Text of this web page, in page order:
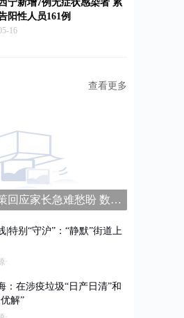
宁新增7例无症状感染者 累
阳性人员161例
16
查看更多
上海探索精准施策回应家长急难愁盼 数字家长学校平台上线
|特别“守沪”：“静默”街道上
·
：在涉疫垃圾“日产日清”和
解”